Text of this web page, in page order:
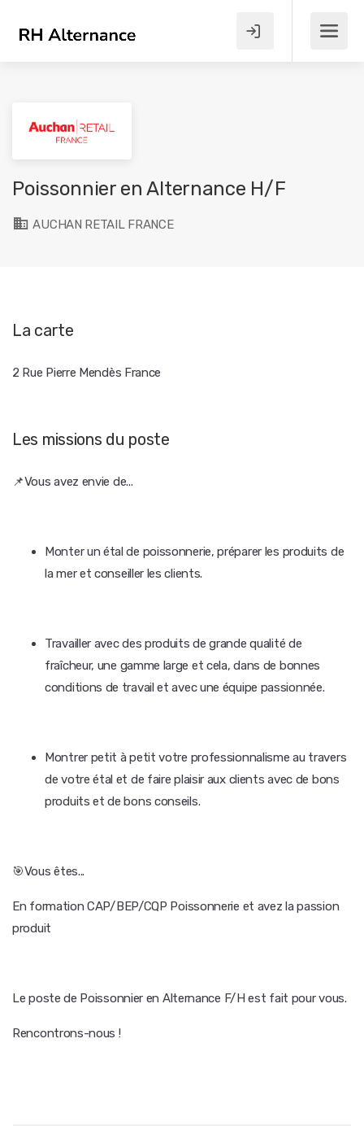
Poissonnier en Alternance H/F
AUCHAN RETAIL FRANCE
La carte
2 Rue Pierre Mendès France
Les missions du poste
📌Vous avez envie de...
Monter un étal de poissonnerie, préparer les produits de
la mer et conseiller les clients.
Travailler avec des produits de grande qualité de
fraîcheur, une gamme large et cela, dans de bonnes
conditions de travail et avec une équipe passionnée.
Montrer petit à petit votre professionnalisme au travers
de votre étal et de faire plaisir aux clients avec de bons
produits et de bons conseils.
🎯Vous êtes...
En formation CAP/BEP/CQP Poissonnerie et avez la passion
produit
Le poste de Poissonnier en Alternance F/H est fait pour vous.
Rencontrons-nous !